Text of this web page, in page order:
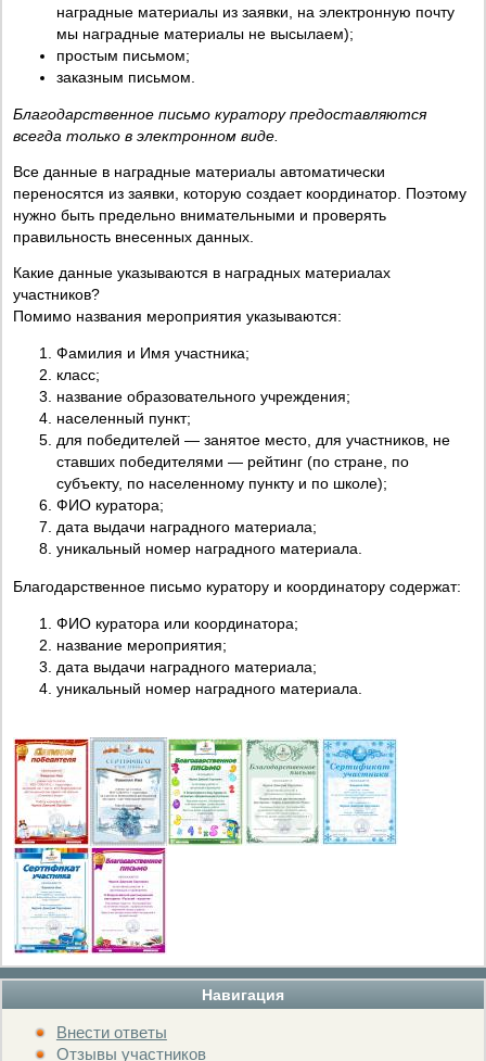
Навигация
Внести ответы
Отзывы участников
наградные материалы из заявки, на электронную почту
мы наградные материалы не высылаем);
простым письмом;
заказным письмом.
Благодарственное письмо куратору предоставляются
всегда только в электронном виде.
Все данные в наградные материалы автоматически
переносятся из заявки, которую создает координатор. Поэтому
нужно быть предельно внимательными и проверять
правильность внесенных данных.
Какие данные указываются в наградных материалах
участников?
Помимо названия мероприятия указываются:
Фамилия и Имя участника;
класс;
название образовательного учреждения;
населенный пункт;
для победителей — занятое место, для участников, не
ставших победителями — рейтинг (по стране, по
субъекту, по населенному пункту и по школе);
ФИО куратора;
дата выдачи наградного материала;
уникальный номер наградного материала.
Благодарственное письмо куратору и координатору содержат:
ФИО куратора или координатора;
название мероприятия;
дата выдачи наградного материала;
уникальный номер наградного материала.